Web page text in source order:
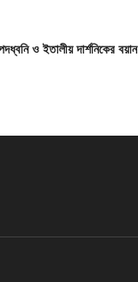
ও ইতালীয় দার্শনিকের বয়ান